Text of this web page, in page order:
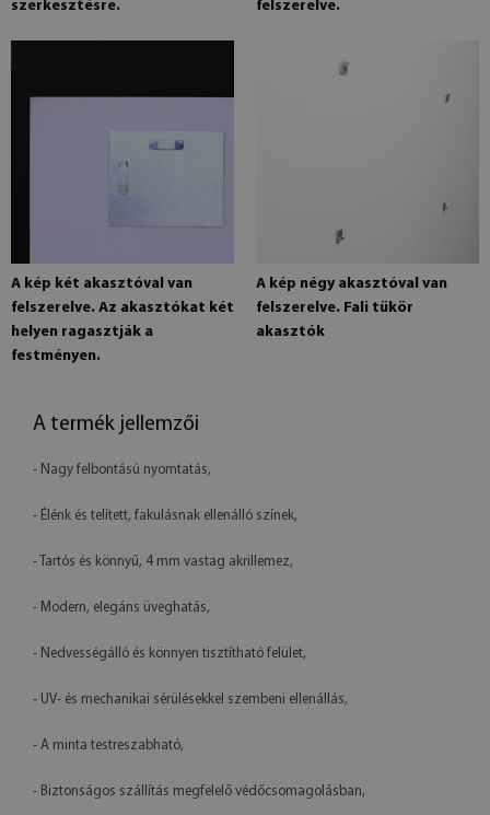
szerkesztésre.
felszerelve.
A kép két akasztóval van
felszerelve. Az akasztókat két
helyen ragasztják a
festményen.
A kép négy akasztóval van
felszerelve. Fali tükör
akasztók
A termék jellemzői
- Nagy felbontású nyomtatás,
- Élénk és telített, fakulásnak ellenálló színek,
- Tartós és könnyű, 4 mm vastag akrillemez,
- Modern, elegáns üveghatás,
- Nedvességálló és könnyen tisztítható felület,
- UV- és mechanikai sérülésekkel szembeni ellenállás,
- A minta testreszabható,
- Biztonságos szállítás megfelelő védőcsomagolásban,